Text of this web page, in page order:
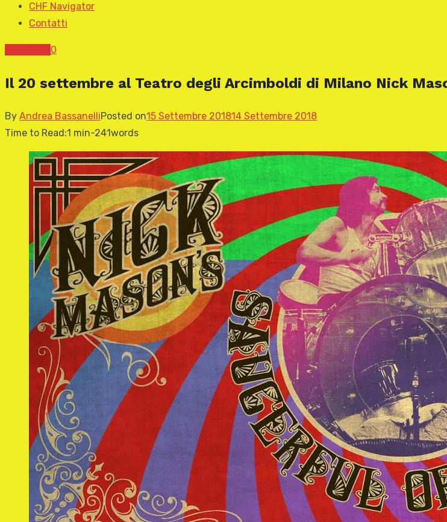
CHF Navigator
Contatti
0
Il 20 settembre al Teatro degli Arcimboldi di Milano Nick
By Andrea BassanelliPosted on15 Settembre 201814 Settembre 2018
Time to Read:1 min-241words